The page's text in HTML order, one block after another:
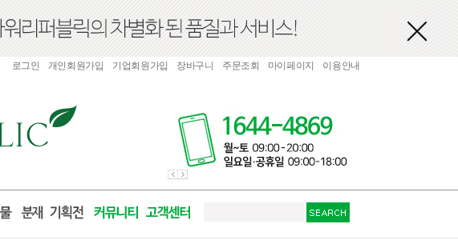
로그인 개인회원가입 기업회원가입 장바구니 주문조회 마이페이지 이용안내